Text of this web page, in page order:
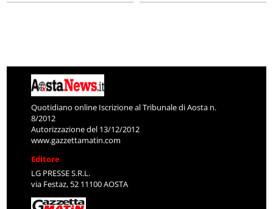
Quotidiano online Iscrizione al Tribunale di Aosta n.
8/2012
Autorizzazione del 13/12/2012
www.gazzettamatin.com
Editore
LG PRESSE S.R.L.
via Festaz, 52 11100 AOSTA